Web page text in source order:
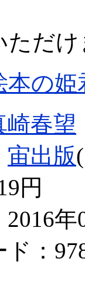
ただけ
本の姫
崎春望
宙出版
円
年
：